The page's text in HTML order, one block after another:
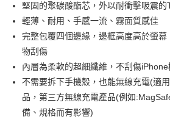
街口支付
悠遊付
Google Pay
全盈+PAY
大哥付你分期
相關說明
堅固的聚碳酸酯芯，外以耐衝擊吸震的
輕薄、耐用、手感一流、霧面質感佳
完整包覆四個邊緣，邊框高度高於螢
物刮傷
內層為柔軟的超細纖維，不刮傷iPhone
不需要拆下手機殼，也能無線充電(適
品，第三方無線充電產品(例如
備、規格而有影響)